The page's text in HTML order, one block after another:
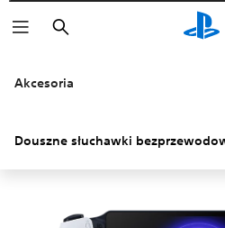
Wyszukaj
Akcesoria
Douszne słuchawki